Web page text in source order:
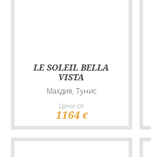
LE SOLEIL BELLA
VISTA
Махдия, Тунис
Цени от
1164 €